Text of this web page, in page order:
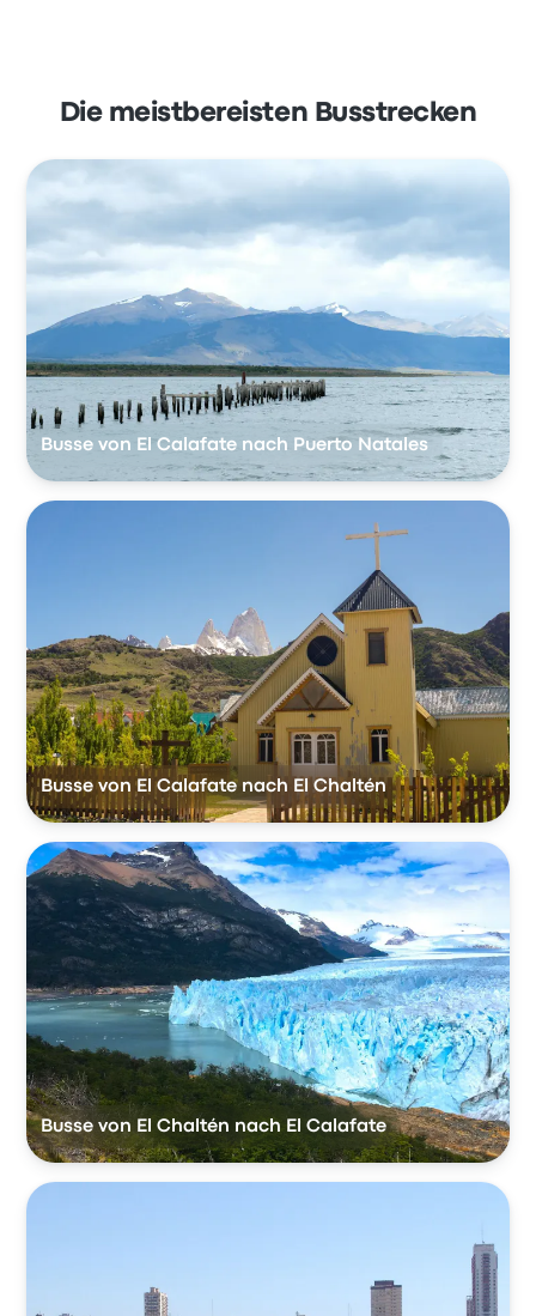
Die meistbereisten Busstrecken
Busse von El Calafate nach Puerto Natales
Busse von El Calafate nach El Chaltén
Busse von El Chaltén nach El Calafate